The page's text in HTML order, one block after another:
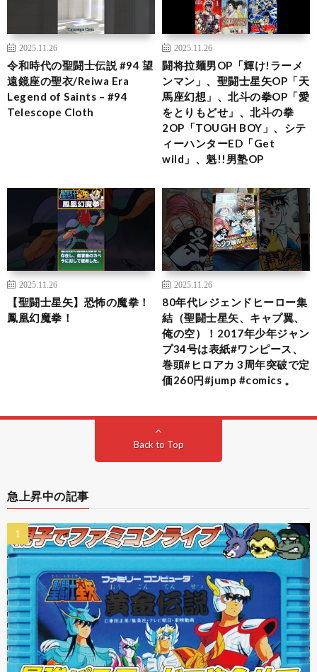
2025.11.26
令和時代の聖闘士伝説 #94 望
遠鏡座の聖衣/Reiwa Era
Legend of Saints – #94
Telescope Cloth
2025.11.26
闘将拉麺男OP「輝け!ラーメ
ンマン」、聖闘士星矢OP「天
馬座幻想」、北斗の拳OP「愛
をとりもどせ」、北斗の拳
2OP「TOUGH BOY」、シテ
ィーハンターED「Get
wild」、魁!!男塾OP
2025.11.26
【聖闘士星矢】恐怖の魔拳！
鳳凰幻魔拳！
2025.11.26
80年代レジェンドヒーロー集
結（聖闘士星矢、キャプ翼、
俺の空）！2017年少年ジャン
プ34号は表紙#ワンピース、
巻頭#ヒロアカ 3周年突破で定
価260円#jump #comics 。
Back to Top
急上昇中の記事